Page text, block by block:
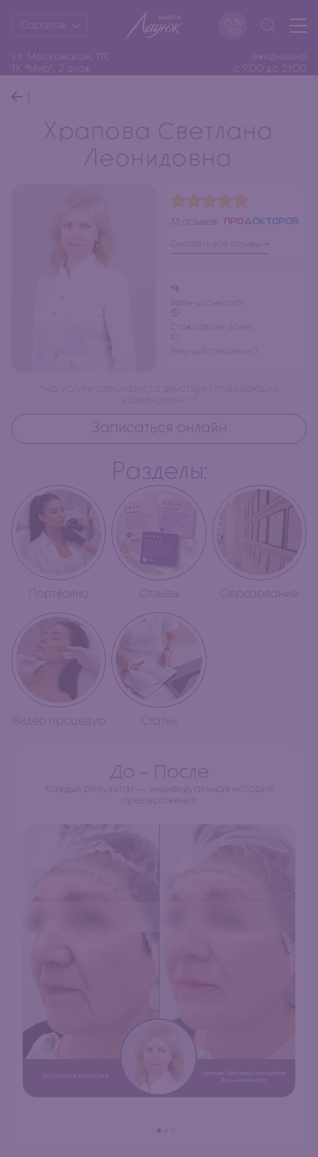
ул. Московская, 117,
ТК "Мир", 2 этаж
ежедневно
с 9:00 до 21:00
Саратов
Храпова Светлана
Леонидовна
35 отзывов
Смотреть все отзывы
Врач-косметолог
Стаж работы: 20 лет
Ведущий специалист
Записаться онлайн
Разделы:
Портфолио Отзывы Образование
Видео процедур Статьи
До - После
Каждый результат — индивидуальная история
преображения